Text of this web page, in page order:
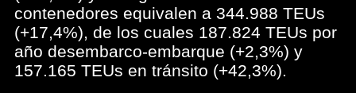
contenedores equivalen a 344.988 TEUs
(+17,4%), de los cuales 187.824 TEUs por
año desembarco-embarque (+2,3%) y
157.165 TEUs en tránsito (+42,3%).